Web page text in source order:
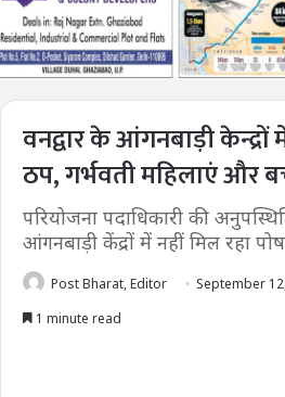
वनद्वार के आंगनबाड़ी केन्द्रों
ठप, गर्भवती महिलाएं और
परियोजना पदाधिकारी की
आंगनबाड़ी केंद्रों में नहीं मिल रहा
Post Bharat, Editor September
1 minute read